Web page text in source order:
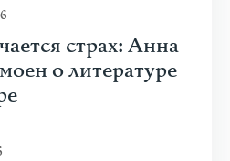
фресками, дронами
Швейцарии, Франции и
страх: Анна
о литературе